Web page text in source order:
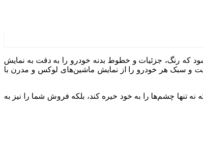
که رنگ، جزئیات و خطوط بدنه خودرو را به دقت به نمایش
هویت و سبک هر خودرو را از نمایش ماشین‌های لوکس و مدرن با
تنها چشم‌ها را به خود خیره کند، بلکه فروش شما را نیز به